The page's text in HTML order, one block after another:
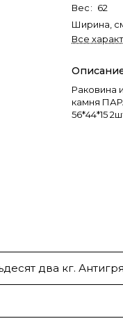
Вес: 62
Ширина,
Все
Раковина
камня
56*44*15
два кг.